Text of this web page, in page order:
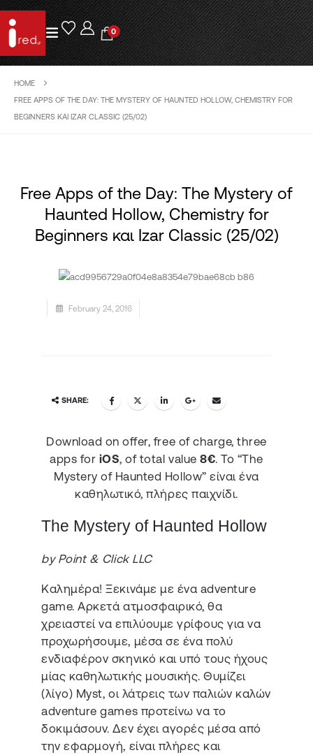
0
HOME
FREE APPS OF THE DAY: THE MYSTERY OF HAUNTED HOLLOW, CHEMISTRY FOR
BEGINNERS ΚΑΙ IZAR CLASSIC (25/02)
Free Apps of the Day: The Mystery of
Haunted Hollow, Chemistry for
Beginners και Izar Classic (25/02)
February 24, 2016
SHARE:
Download on offer, free of charge, three
apps for iOS, of total value8€. Το “The
Mystery of Haunted Hollow” είναι ένα
καθηλωτικό, πλήρες παιχνίδι.
The Mystery of Haunted Hollow
by Point & Click LLC
Καλημέρα! Ξεκινάμε με ένα adventure
game. Αρκετά ατμοσφαιρικό, θα
χρειαστεί να επιλύουμε γρίφους για να
προχωρήσουμε, μέσα σε ένα πολύ
ενδιαφέρον σκηνικό και υπό τους ήχους
μίας καθηλωτικής μουσικής. Θυμίζει
(λίγο) Myst, οι λάτρεις των παλιών καλών
adventure games προτείνω να το
δοκιμάσουν. Δεν έχει αγορές μέσα από
την εφαρμογή, είναι πλήρες και